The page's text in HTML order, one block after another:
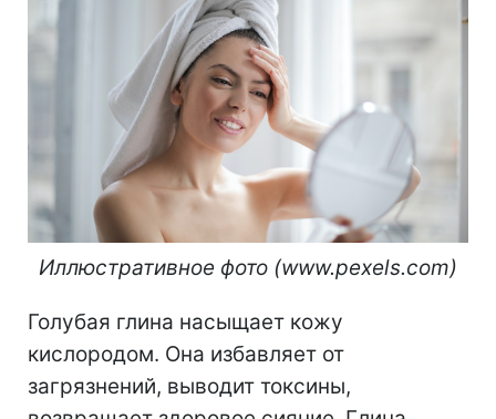
Иллюстративное фото (www.pexels.com)
Голубая глина насыщает кожу
кислородом. Она избавляет от
загрязнений, выводит токсины,